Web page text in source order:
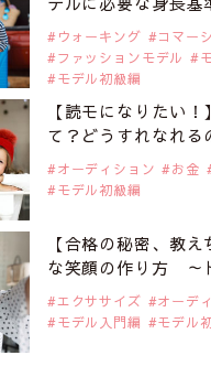
ウォーキング
コマー
ファッションモデル
モデル初級編
【読モになりたい
て？どうすれなれる
オーディション お金
モデル初級編
【合格の秘密、教
な笑顔の作り方 ～
エクササイズ オーデ
モデル入門編
モデル